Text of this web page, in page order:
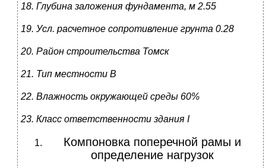
18. Глубина заложения фундамента, м 2.55
19. Усл. расчетное сопротивление грунта 0.28
20. Район строительства Томск
21. Тип местности В
22. Влажность окружающей среды 60%
23. Класс ответственности здания I
Компоновка поперечной рамы и
определение нагрузок